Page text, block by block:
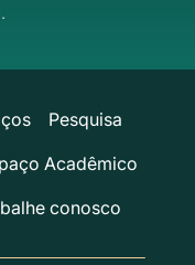
Pesquisa
Acadêmico
conosco